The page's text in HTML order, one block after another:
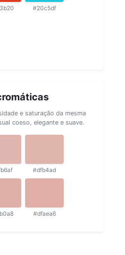
#20c5df
e saturação da mesma
coeso, elegante e suave.
#dfb4ad
#dfaea6